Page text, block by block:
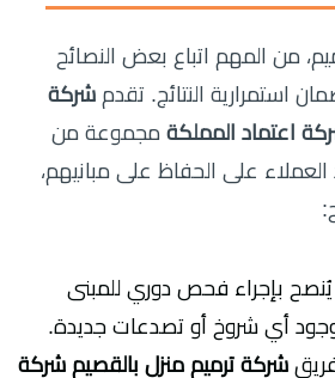
من المهم اتباع بعض النصائح
استمرارية النتائج. تقدم شركة
اعتماد المملكة مجموعة من
العملاء على الحفاظ على مبانيهم،
بإجراء فحص دوري للمبنى
أي شروخ أو تصدعات جديدة.
شركة ترميم منزل بالقصيم شركة